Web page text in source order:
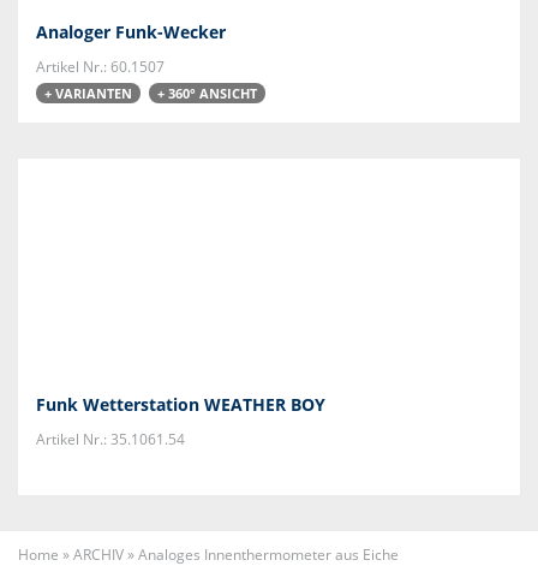
Analoger Funk-Wecker
Artikel Nr.: 60.1507
+ VARIANTEN + 360° ANSICHT
Funk Wetterstation WEATHER BOY
Artikel Nr.: 35.1061.54
Home »ARCHIV»Analoges Innenthermometer aus Eiche